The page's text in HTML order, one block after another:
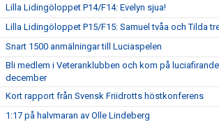
Lilla Lidingöloppet P14/F14: Evelyn sjua!
Lilla Lidingöloppet P15/F15: Samuel tvåa och Tilda
Snart 1500 anmälningar till Luciaspelen
Bli medlem i Veteranklubben och kom på
december
Kort rapport från Svensk Friidrotts höstkonferens
1:17 på halvmaran av Olle Lindeberg